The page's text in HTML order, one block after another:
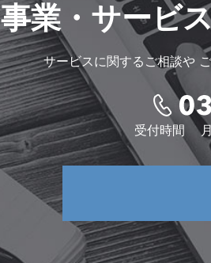
事業・サービ
サービスに関するご相談やご
受付時間